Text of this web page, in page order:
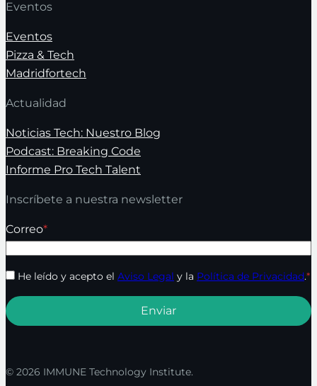
Eventos
Eventos
Pizza & Tech
Madridfortech
Actualidad
Noticias Tech: Nuestro Blog
Podcast: Breaking Code
Informe Pro Tech Talent
Inscríbete a nuestra newsletter
Correo*
He leído y acepto el Aviso Legal y la Política de Privacidad.*
© 2026 IMMUNE Technology Institute.